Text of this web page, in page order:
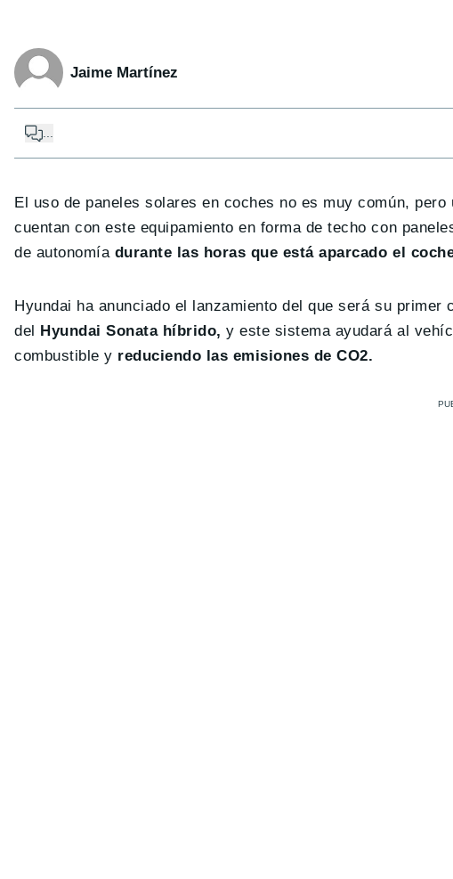
Jaime Martínez
...
El uso de paneles solares en coches no es muy común,
cuentan con este equipamiento en forma de techo con
de autonomía durante las horas que está aparcado el
Hyundai ha anunciado el lanzamiento del que será su
del
Hyundai Sonata híbrido, y este sistema ayudará al
combustible y reduciendo las emisiones de CO2.